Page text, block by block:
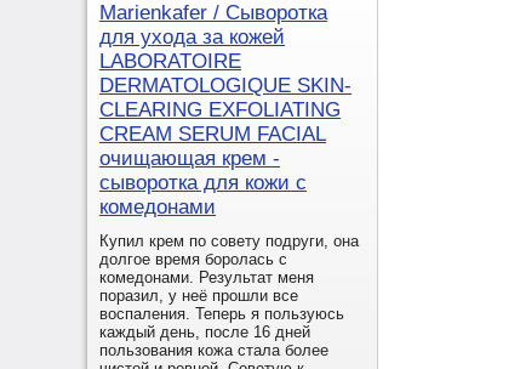
Marienkafer / Сыворотка
для ухода за кожей
LABORATOIRE
DERMATOLOGIQUE SKIN-
CLEARING EXFOLIATING
CREAM SERUM FACIAL
очищающая крем -
сыворотка для кожи с
комедонами
Купил крем по совету подруги, она
долгое время боролась с
комедонами. Результат меня
поразил, у неё прошли все
воспаления. Теперь я пользуюсь
каждый день, после 16 дней
пользования кожа стала более